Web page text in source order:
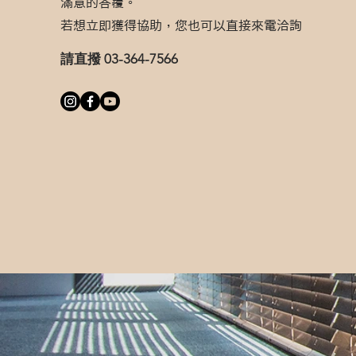
若想立即獲得協助，您也可以直接來電洽詢
請直撥 03-364-7566